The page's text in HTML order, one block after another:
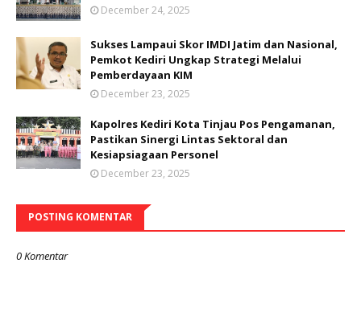
December 24, 2025
Sukses Lampaui Skor IMDI Jatim dan Nasional,
Pemkot Kediri Ungkap Strategi Melalui
Pemberdayaan KIM
December 23, 2025
Kapolres Kediri Kota Tinjau Pos Pengamanan,
Pastikan Sinergi Lintas Sektoral dan
Kesiapsiagaan Personel
December 23, 2025
POSTING KOMENTAR
0 Komentar